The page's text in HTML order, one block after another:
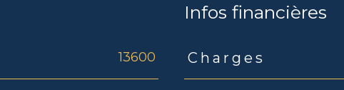
13600
Infos financières
Caractéristiques
Charges